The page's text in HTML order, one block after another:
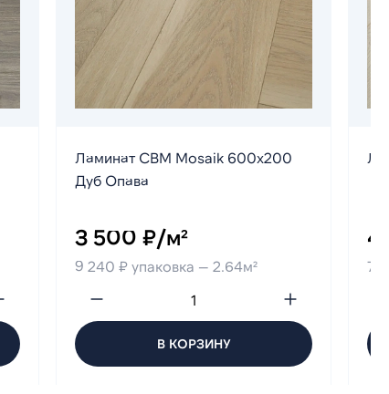
Ламинат CBM Mosaik 600х200
Дуб Опава
3 500 ₽/м²
9 240 ₽ упаковка — 2.64м²
В КОРЗИНУ
4
7